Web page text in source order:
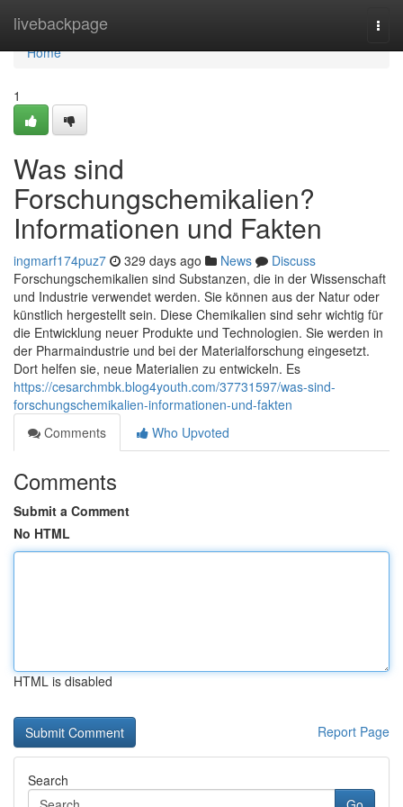
livebackpage
Home
Home
1
Was sind
Forschungschemikalien?
Informationen und Fakten
ingmarf174puz7 329 days ago News
Discuss
Forschungschemikalien sind Substanzen, die in der Wissenschaft
und Industrie verwendet werden. Sie können aus der Natur oder
künstlich hergestellt sein. Diese Chemikalien sind sehr wichtig für
die Entwicklung neuer Produkte und Technologien. Sie werden in
der Pharmaindustrie und bei der Materialforschung eingesetzt.
Dort helfen sie, neue Materialien zu entwickeln. Es
https://cesarchmbk.blog4youth.com/37731597/was-sind-
forschungschemikalien-informationen-und-fakten
Comments
Who Upvoted
Comments
Submit a Comment
No HTML
HTML is disabled
Report Page
Search